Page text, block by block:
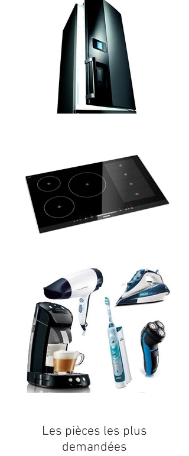
Les pièces les plus
demandées